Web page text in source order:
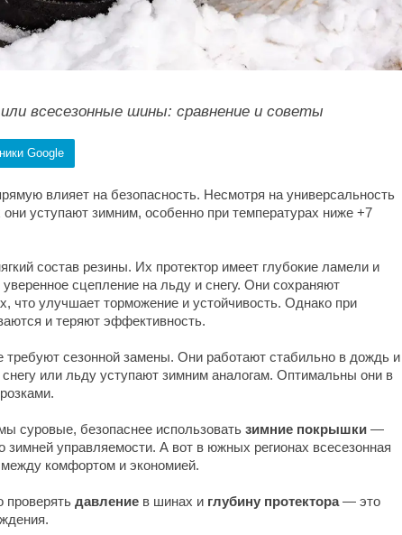
всесезонные шины: сравнение и советы
Google
влияет на безопасность. Несмотря на универсальность
уступают зимним, особенно при температурах ниже +7
состав резины. Их протектор имеет глубокие ламели и
сцепление на льду и снегу. Они сохраняют
что улучшает торможение и устойчивость. Однако при
и теряют эффективность.
требуют сезонной замены. Они работают стабильно в дождь и
или льду уступают зимним аналогам. Оптимальны они в
суровые, безопаснее использовать зимние покрышки —
зимней управляемости. А вот в южных регионах всесезонная
комфортом и экономией.
проверять давление в шинах и глубину протектора— это